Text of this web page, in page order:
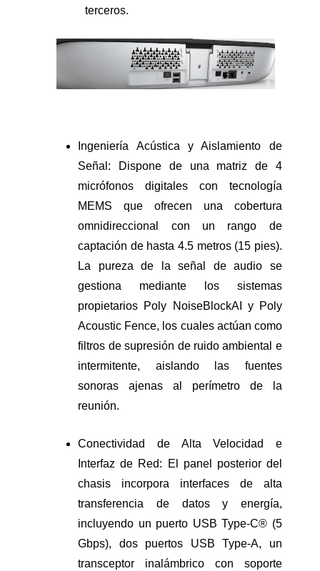
terceros.
Ingeniería Acústica y Aislamiento de
Señal: Dispone de una matriz de 4
micrófonos digitales con tecnología
MEMS que ofrecen una cobertura
omnidireccional con un rango de
captación de hasta 4.5 metros (15 pies).
La pureza de la señal de audio se
gestiona mediante los sistemas
propietarios Poly NoiseBlockAI y Poly
Acoustic Fence, los cuales actúan como
filtros de supresión de ruido ambiental e
intermitente, aislando las fuentes
sonoras ajenas al perímetro de la
reunión.
Conectividad de Alta Velocidad e
Interfaz de Red: El panel posterior del
chasis incorpora interfaces de alta
transferencia de datos y energía,
incluyendo un puerto USB Type-C® (5
Gbps), dos puertos USB Type-A, un
transceptor inalámbrico con soporte